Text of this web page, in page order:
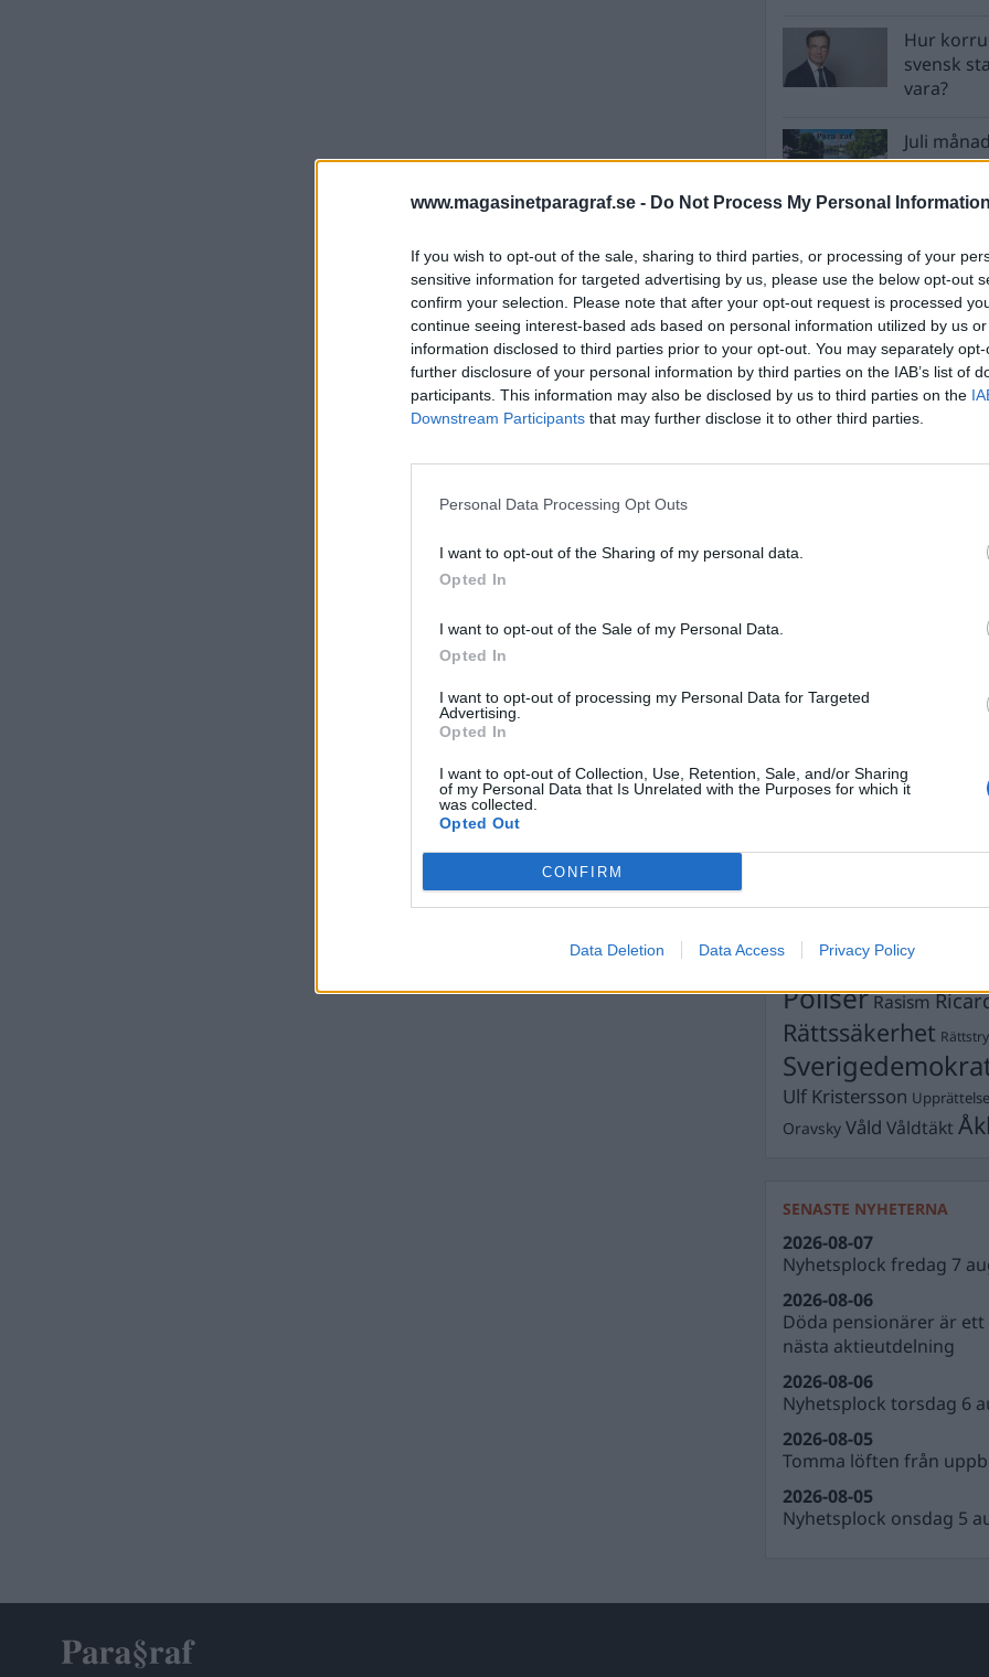
www.magasinetparagraf.se - Do Not Process My Personal Information
If you wish to opt-out of the sale, sharing to third parties, or processing of your
sensitive information for targeted advertising by us, please use the below opt-out
confirm your selection. Please note that after your opt-out request is processed
continue seeing interest-based ads based on personal information utilized by us
information disclosed to third parties prior to your opt-out. You may separately
further disclosure of your personal information by third parties on the IAB’s list of
participants. This information may also be disclosed by us to third parties on the
Downstream Participants that may further disclose it to other third parties.
Personal Data Processing Opt Outs
I want to opt-out of the Sharing of my personal data.
Opted In
I want to opt-out of the Sale of my Personal Data.
Opted In
I want to opt-out of processing my Personal Data for Targeted
Advertising.
Opted In
I want to opt-out of Collection, Use, Retention, Sale, and/or Sharing
of my Personal Data that Is Unrelated with the Purposes for which it
was collected.
Opted Out
CONFIRM
Data Deletion Data Access Privacy Policy
Hur
svensk
vara?
Juli
STÖD OSS
Stöd Para§raf –
högertrollen
PRENUMERERA PÅ
ÄMNESORD
Demokrati Dick
FängelseFörhör Grov
Jimmie Åkesson
Misshandel
Mordförsök
PoliserRasism
Rättssäkerhet
Ulf Kristersson Upprättelse
Oravsky Våld Våldtäkt
SENASTE NYHETERNA
Nyhetsplock fredag 7
2026-08-07
Döda pensionärer är
nästa aktieutdelning
2026-08-06
Nyhetsplock torsdag 6
2026-08-06
Tomma löften från
2026-08-05
Nyhetsplock onsdag 5
2026-08-05